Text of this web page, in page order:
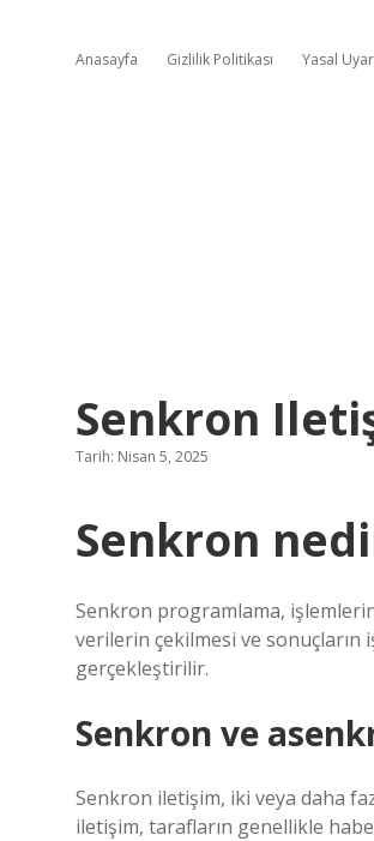
Anasayfa Gizlilik Politikası Yasal
Senkron
Tarih: Nisan 5, 2025
Senkron
Senkron programlama,
verilerin çekilmesi ve
gerçekleştirilir.
Senkron ve
Senkron iletişim, iki veya daha
iletişim, tarafların genellikle